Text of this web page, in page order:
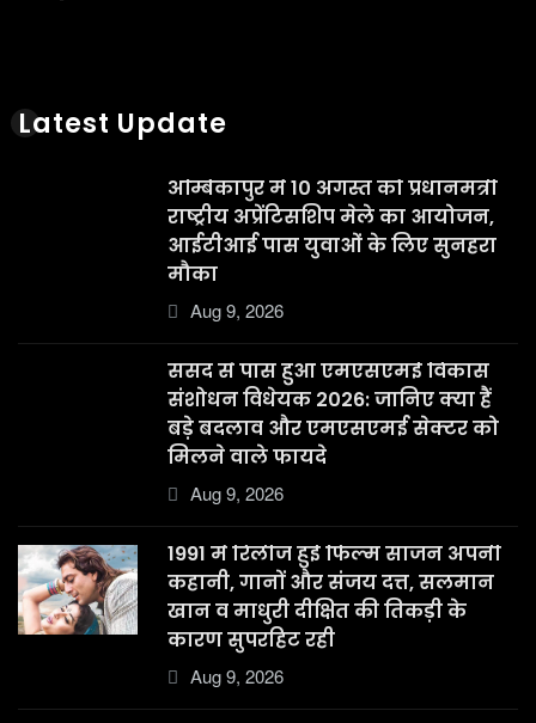
Latest Update
अम्बिकापुर में 10 अगस्त को प्रधानमंत्री
राष्ट्रीय अप्रेंटिसशिप मेले का आयोजन,
आईटीआई पास युवाओं के लिए सुनहरा
मौका
Aug 9, 2026
संसद से पास हुआ एमएसएमई विकास
संशोधन विधेयक 2026: जानिए क्या हैं
बड़े बदलाव और एमएसएमई सेक्टर को
मिलने वाले फायदे
Aug 9, 2026
1991 में रिलीज हुई फिल्म साजन अपनी
कहानी, गानों और संजय दत्त, सलमान
खान व माधुरी दीक्षित की तिकड़ी के
कारण सुपरहिट रही
Aug 9, 2026